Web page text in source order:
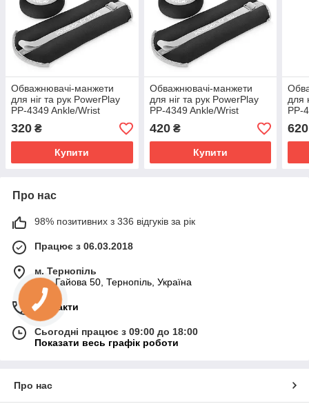
Обважнювачі-манжети
для ніг та рук PowerPlay
PP-4349 Ankle/Wrist
(пара) Чорні
320 ₴
Купити
Обважнювачі-манжети
для ніг та рук PowerPlay
PP-4349 Ankle/Wrist
Weights (2шт.*1 kg) (пара)
Чорні
420₴
Купити
для
PP-
620
Про нас
98% позитивних з 336 відгуків за рік
Працює з 06.03.2018
м. Тернопіль
вул. Гайова 50, Тернопіль, Україна
Контакти
Сьогодні працює з 09:00 до 18:00
Показати весь графік роботи
Про нас